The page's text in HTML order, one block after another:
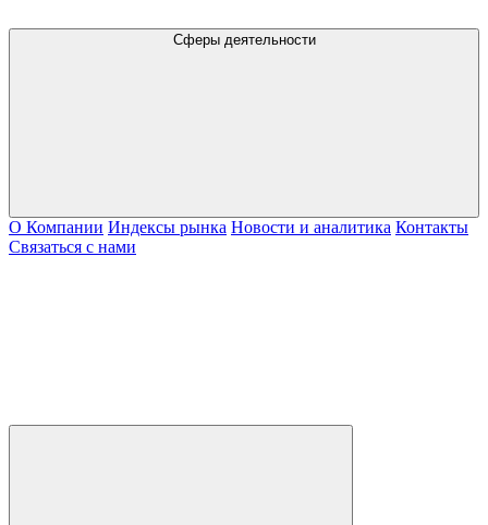
Сферы деятельности
О Компании Индексы рынка Новости и аналитика Контакты
Связаться с нами